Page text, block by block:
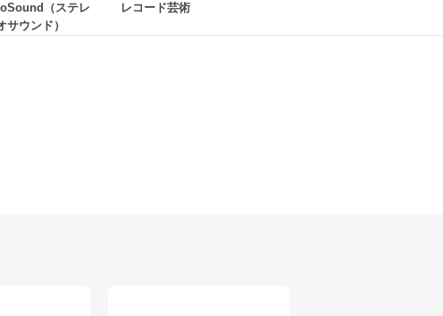
・アクセス・利用・提供・管理
（ステレ
サウンド）
レコード芸術